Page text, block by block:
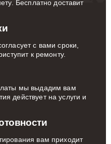
Бесплатно доставит
с вами сроки,
к ремонту.
мы выдадим вам
действует на услуги и
вам приходит